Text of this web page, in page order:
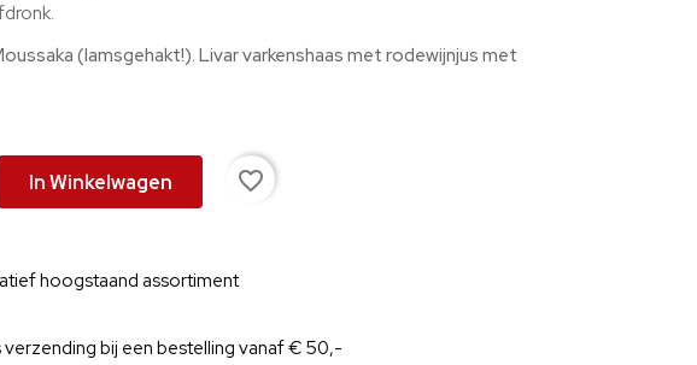
(lamsgehakt!). Livar varkenshaas met rodewijnjus met
In Winkelwagen favorite_border
hoogstaand assortiment
verzending bij een bestelling vanaf € 50,-